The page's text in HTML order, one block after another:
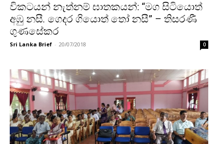
විකටයන් නැත්නම් ඝාතකයන්: “මග සිටියොත්
අඹු නසී. ගෙදර ගියොත් තෝ නසී” – තිසරණී
ගුණසේකර
Sri Lanka Brief - 20/07/2018 0